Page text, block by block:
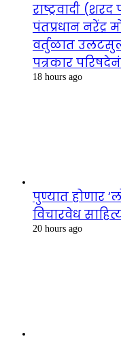
राष्ट्रवादी
पंतप्रधान नरेंद्र
वर्तुळात
पत्रकार
18 hours ago
पुण्यात होणार
विचारवेध
20 hours ago